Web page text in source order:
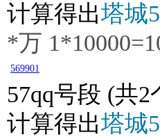
计算得出塔城
*万
569901
57qq号段 (共2
计算得出塔城